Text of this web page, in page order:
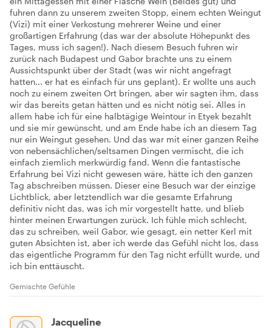
fuhren dann zu unserem zweiten Stopp, einem echten Weingut
(Vizi) mit einer Verkostung mehrerer Weine und einer
großartigen Erfahrung (das war der absolute Höhepunkt des
Tages, muss ich sagen!). Nach diesem Besuch fuhren wir
zurück nach Budapest und Gabor brachte uns zu einem
Aussichtspunkt über der Stadt (was wir nicht angefragt
hatten... er hat es einfach für uns geplant). Er wollte uns auch
noch zu einem zweiten Ort bringen, aber wir sagten ihm, dass
wir das bereits getan hätten und es nicht nötig sei. Alles in
allem habe ich für eine halbtägige Weintour in Etyek bezahlt
und sie mir gewünscht, und am Ende habe ich an diesem Tag
nur ein Weingut gesehen. Und das war mit einer ganzen Reihe
von nebensächlichen/seltsamen Dingen vermischt, die ich
einfach ziemlich merkwürdig fand. Wenn die fantastische
Erfahrung bei Vizi nicht gewesen wäre, hätte ich den ganzen
Tag abschreiben müssen. Dieser eine Besuch war der einzige
Lichtblick, aber letztendlich war die gesamte Erfahrung
definitiv nicht das, was ich mir vorgestellt hatte, und blieb
hinter meinen Erwartungen zurück. Ich fühle mich schlecht,
das zu schreiben, weil Gabor, wie gesagt, ein netter Kerl mit
guten Absichten ist, aber ich werde das Gefühl nicht los, dass
das eigentliche Programm für den Tag nicht erfüllt wurde, und
ich bin enttäuscht.
Gemischte Gefühle
Jacqueline